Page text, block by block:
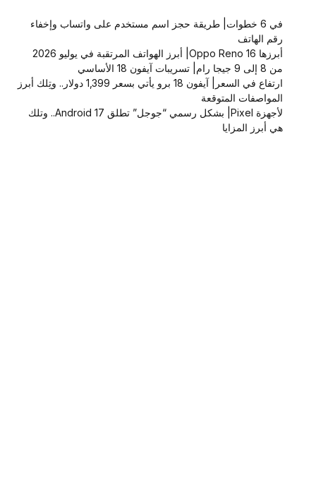
في 6 خطوات| طريقة حجز اسم مستخدم على واتساب وإخفاء
رقم الهاتف
أبرزها Oppo Reno 16| أبرز الهواتف المرتقبة في يوليو 2026
من 8 إلى 9 جيجا رام| تسريبات آيفون 18 الأساسي
ارتفاع في السعر| آيفون 18 برو يأتي بسعر 1,399 دولار.. وتِلك أبرز
المواصفات المتوقعة
لأجهزة Pixel| بشكل رسمي “جوجل” تطلق Android 17.. وتلك
هي أبرز المزايا